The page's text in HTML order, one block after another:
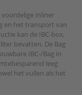
voordelige inliner
en het transport van
kan de IBC-box,
bevatten. De Bag
IBC-/Bag in
leeg
het vullen als het